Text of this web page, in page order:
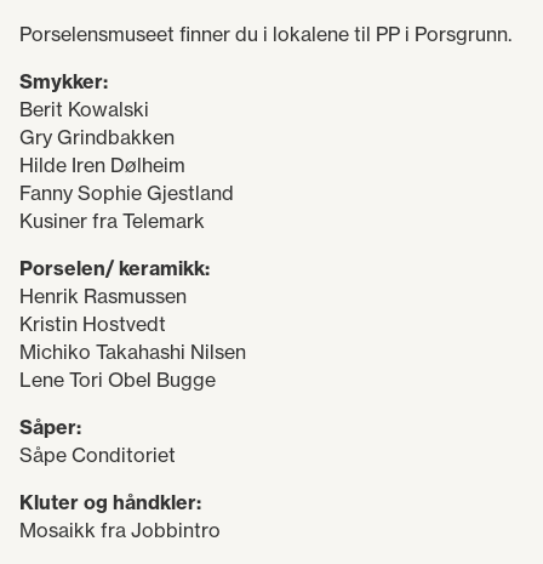
Porselensmuseet finner du i lokalene til PP i Porsgrunn.
Smykker:
Berit Kowalski
Gry Grindbakken
Hilde Iren Dølheim
Fanny Sophie Gjestland
Kusiner fra Telemark
​​​​​Porselen/ keramikk:
Henrik Rasmussen
Kristin Hostvedt
Michiko Takahashi Nilsen
Lene Tori Obel Bugge
Såper:
Såpe Conditoriet
Kluter og håndkler:
Mosaikk fra Jobbintro